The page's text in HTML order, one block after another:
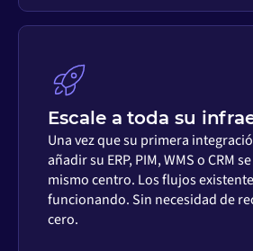
Escale a toda su
Una vez que su primera
añadir su ERP, PIM, WMS o CRM
mismo centro. Los flujos
funcionando. Sin necesidad de
cero.